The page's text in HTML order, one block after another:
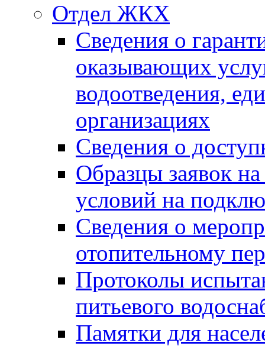
Отдел ЖКХ
Сведения о
оказывающих
водоотведения,
организациях
Сведения о
Образцы заявок
условий на
Сведения о
отопительному
Протоколы
питьевого
Памятки для